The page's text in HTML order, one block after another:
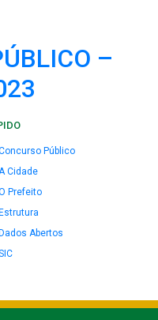
–
Público
Cidade
Prefeito
Estrutura
Dados Abertos